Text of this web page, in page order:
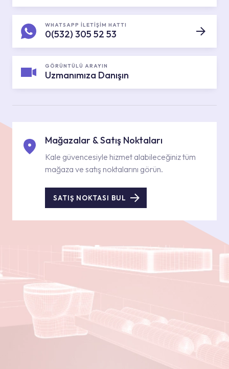
WHATSAPP İLETİŞİM HATTI
0(532) 305 52 53
GÖRÜNTÜLÜ ARAYIN
Uzmanımıza Danışın
Mağazalar & Satış Noktaları
Kale güvencesiyle hizmet alabileceğiniz tüm
mağaza ve satış noktalarını görün.
SATIŞ NOKTASI BUL